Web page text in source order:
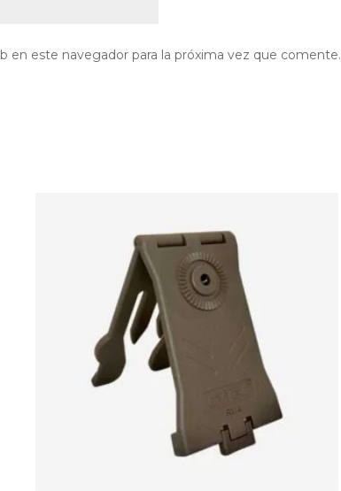
en este navegador para la próxima vez que comente.